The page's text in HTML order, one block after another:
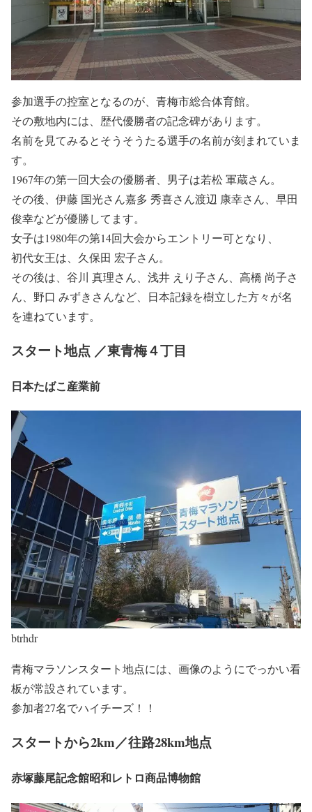
参加選手の控室となるのが、青梅市総合体育館。
その敷地内には、歴代優勝者の記念碑があります。
名前を見てみるとそうそうたる選手の名前が刻まれていま
す。
1967年の第一回大会の優勝者、男子は若松 軍蔵さん。
その後、 伊藤 国光さん嘉多 秀喜さん渡辺 康幸さん、 早田
俊幸などが優勝してます。
女子は1980年の第14回大会からエントリー可となり、
初代女王は、 久保田 宏子さん。
その後は、 谷川 真理さん、 浅井 えり子さん、 高橋 尚子さ
ん、 野口 みずき さんなど、日本記録を樹立した方々が名
を連ねています。
スタート地点 ／東青梅４丁目
日本たばこ産業前
btrhdr
青梅マラソンスタート地点には、画像のようにでっかい看
板が常設されています。
参加者27名でハイチーズ！！
スタートから2km／往路28km地点
赤塚藤尾記念館昭和レトロ商品博物館